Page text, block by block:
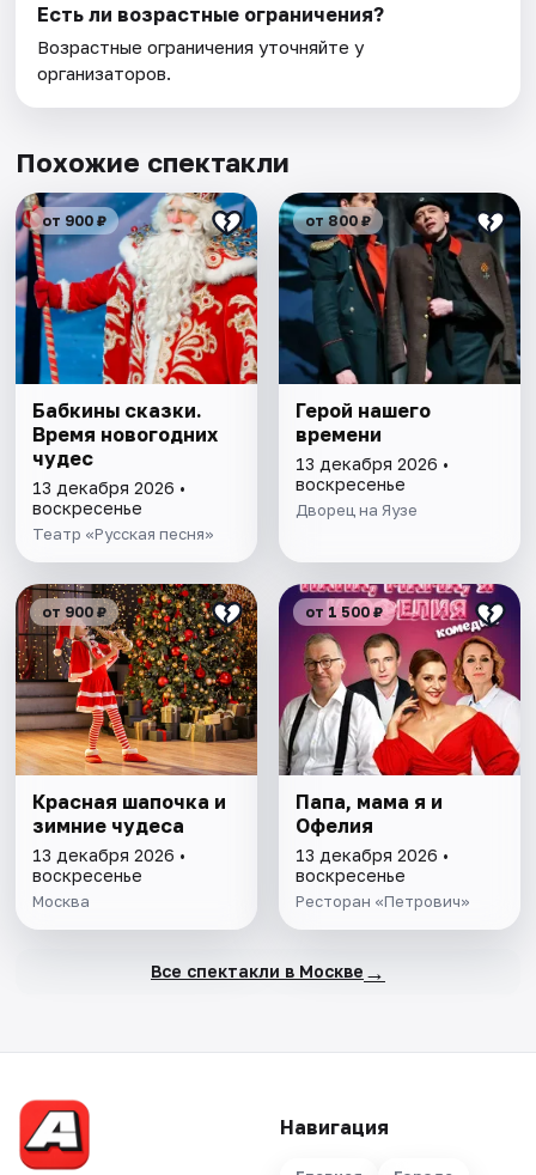
Есть ли возрастные ограничения?
Возрастные ограничения уточняйте у
организаторов.
Похожие спектакли
от 900 ₽
Бабкины сказки.
Время новогодних
чудес
13 декабря 2026 •
воскресенье
Театр «Русская песня»
от 800 ₽
Герой нашего
времени
13 декабря 2026 •
воскресенье
Дворец на Яузе
от 900 ₽
Красная шапочка и
зимние чудеса
13 декабря 2026 •
воскресенье
Москва
от 1 500 ₽
Папа, мама я и
Офелия
13 декабря 2026 •
воскресенье
Ресторан «Петрович»
Все спектакли в Москве →
Навигация